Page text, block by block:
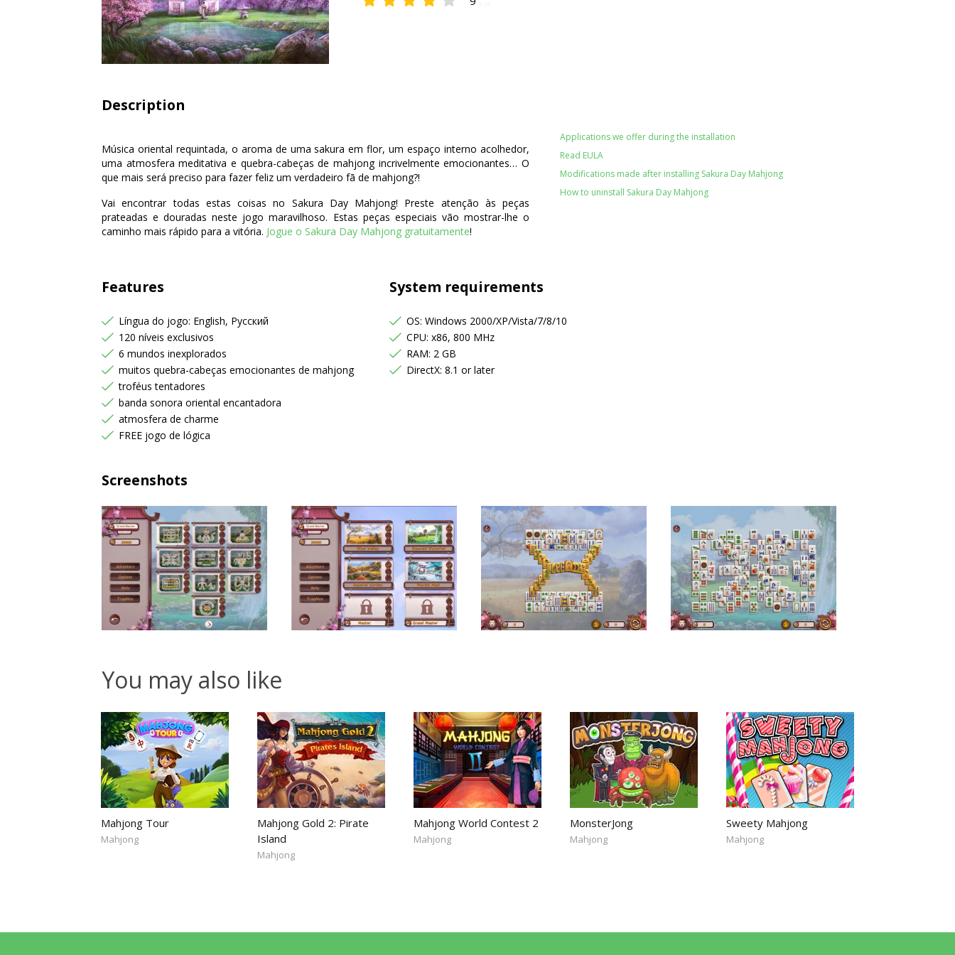
Description
Música oriental requintada, o aroma de uma sakura em flor, um espaço interno acolhedor,
uma atmosfera meditativa e quebra-cabeças de mahjong incrivelmente emocionantes… O
que mais será preciso para fazer feliz um verdadeiro fã de mahjong?!
Vai encontrar todas estas coisas no Sakura Day Mahjong! Preste atenção às peças
prateadas e douradas neste jogo maravilhoso. Estas peças especiais vão mostrar-lhe o
caminho mais rápido para a vitória. Jogue o Sakura Day Mahjong gratuitamente!
Applications we offer during the installation
Read EULA
Modifications made after installing Sakura Day Mahjong
How to uninstall Sakura Day Mahjong
Features
Língua do jogo: English, Русский
120 níveis exclusivos
6 mundos inexplorados
muitos quebra-cabeças emocionantes de mahjong
troféus tentadores
banda sonora oriental encantadora
atmosfera de charme
FREE jogo de lógica
System requirements
OS: Windows 2000/XP/Vista/7/8/10
CPU: x86, 800 MHz
RAM: 2 GB
DirectX: 8.1 or later
Screenshots
You may also like
Mahjong Tour
Mahjong
Mahjong Gold 2: Pirate
Island
Mahjong
Mahjong World Contest 2
Mahjong
MonsterJong
Mahjong
Sweety Mahjong
Mahjong